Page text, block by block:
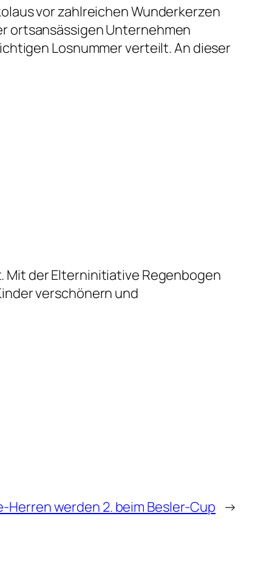
vor zahlreichen Wunderkerzen
ortsansässigen Unternehmen
Losnummer verteilt. An dieser
Mit der Elterninitiative Regenbogen
verschönern und
Herren werden 2. beim Besler-Cup →